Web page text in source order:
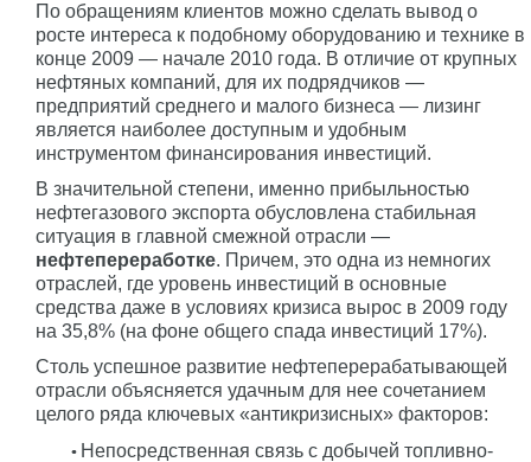
По обращениям клиентов можно сделать вывод о
росте интереса к подобному оборудованию и технике в
конце 2009 — начале 2010 года. В отличие от крупных
нефтяных компаний, для их подрядчиков —
предприятий среднего и малого бизнеса — лизинг
является наиболее доступным и удобным
инструментом финансирования инвестиций.
В значительной степени, именно прибыльностью
нефтегазового экспорта обусловлена стабильная
ситуация в главной смежной отрасли —
нефтепереработке. Причем, это одна из немногих
отраслей, где уровень инвестиций в основные
средства даже в условиях кризиса вырос в 2009 году
на 35,8% (на фоне общего спада инвестиций 17%).
Столь успешное развитие нефтеперерабатывающей
отрасли объясняется удачным для нее сочетанием
целого ряда ключевых «антикризисных» факторов:
Непосредственная связь с добычей топливно-